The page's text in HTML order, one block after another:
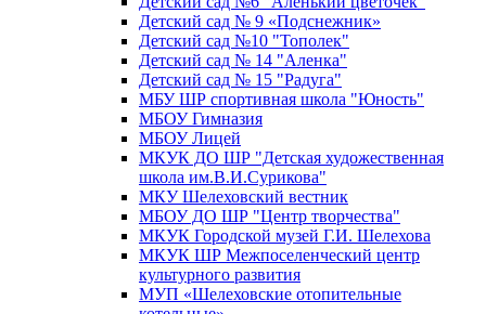
Детский сад № 9 «Подснежник»
Детский сад №10 "Тополек"
Детский сад № 14 "Аленка"
Детский сад № 15 "Радуга"
МБУ ШР спортивная школа "Юность"
МБОУ Гимназия
МБОУ Лицей
МКУК ДО ШР "Детская художественная
школа им.В.И.Сурикова"
МКУ Шелеховский вестник
МБОУ ДО ШР "Центр творчества"
МКУК Городской музей Г.И. Шелехова
МКУК ШР Межпоселенческий центр
культурного развития
МУП «Шелеховские отопительные